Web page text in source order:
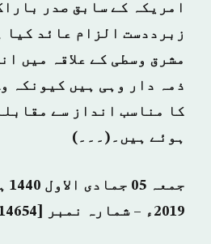
امریکہ کے سابق صدر
زبرددست الزام عائد کیا
مشرق وسطی کے علاقہ میں
ذمہ دار وہی ہیں کیونکہ
کا مناسب انداز سے
ہوئے ہیں۔(۔۔۔)
2019ء – شمارہ نمبر [14654]